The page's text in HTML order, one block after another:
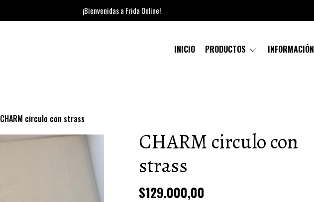
¡Bienvenidas a Frida Online!
INICIO PRODUCTOS INFORMACIÓN
CHARM circulo con strass
CHARM circulo con
strass
$129.000,00